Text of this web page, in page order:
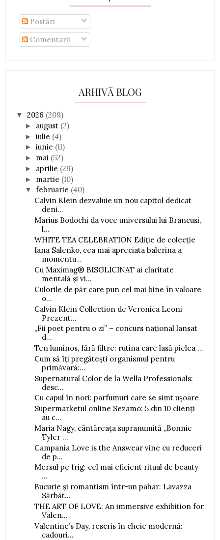
Postări
Comentarii
ARHIVĂ BLOG
▼2026 (209)
► august (2)
►iulie (4)
►iunie (11)
► mai (52)
► aprilie (29)
► martie (10)
▼februarie (40)
Calvin Klein dezvaluie un nou capitol dedicat
deni...
Marius Bodochi da voce universului lui Brancusi,
l...
WHITE TEA CELEBRATION Ediție de colecție
Iana Salenko, cea mai apreciata balerina a
momentu...
Cu Maximag® BISGLICINAT ai claritate
mentală și vi...
Culorile de păr care pun cel mai bine în valoare
o...
Calvin Klein Collection de Veronica Leoni
Prezent...
„Fii poet pentru o zi” – concurs național lansat
d...
Ten luminos, fără filtre: rutina care lasă pielea ...
Cum să îți pregătești organismul pentru
primăvară:...
Supernatural Color de la Wella Professionals:
desc...
Cu capul în nori: parfumuri care se simt ușoare
Supermarketul online Sezamo: 5 din 10 clienți
au c...
Maria Nagy, cântăreața supranumită „Bonnie
Tyler ...
Campania Love is the Answear vine cu reduceri
de p...
Mersul pe frig: cel mai eficient ritual de beauty
...
Bucurie și romantism într-un pahar: Lavazza
Sărbăt...
THE ART OF LOVE: An immersive exhibition for
Valen...
Valentine’s Day, rescris în cheie modernă:
cadouri...